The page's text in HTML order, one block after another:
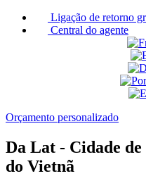
Ligação de retorno
Central do agente
Orçamento personalizado
Da Lat - Cidade
do Vietnã